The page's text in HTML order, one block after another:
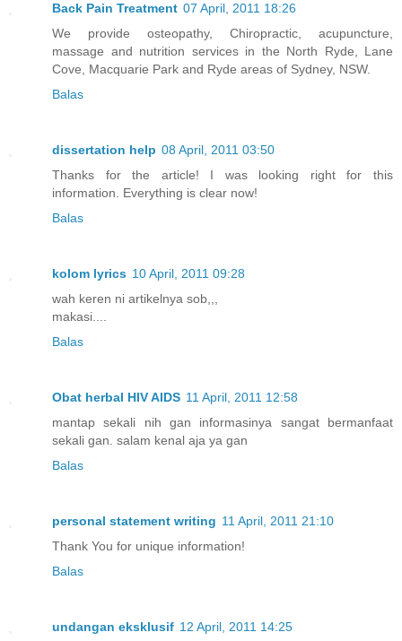
Back Pain Treatment 07 April, 2011 18:26
We provide osteopathy, Chiropractic, acupuncture,
massage and nutrition services in the North Ryde, Lane
Cove, Macquarie Park and Ryde areas of Sydney, NSW.
Balas
dissertation help 08 April, 2011 03:50
Thanks for the article! I was looking right for this
information. Everything is clear now!
Balas
kolom lyrics 10 April, 2011 09:28
wah keren ni artikelnya sob,,,
makasi....
Balas
Obat herbal HIV AIDS 11 April, 2011 12:58
mantap sekali nih gan informasinya sangat bermanfaat
sekali gan. salam kenal aja ya gan
Balas
personal statement writing 11 April, 2011 21:10
Thank You for unique information!
Balas
undangan eksklusif 12 April, 2011 14:25